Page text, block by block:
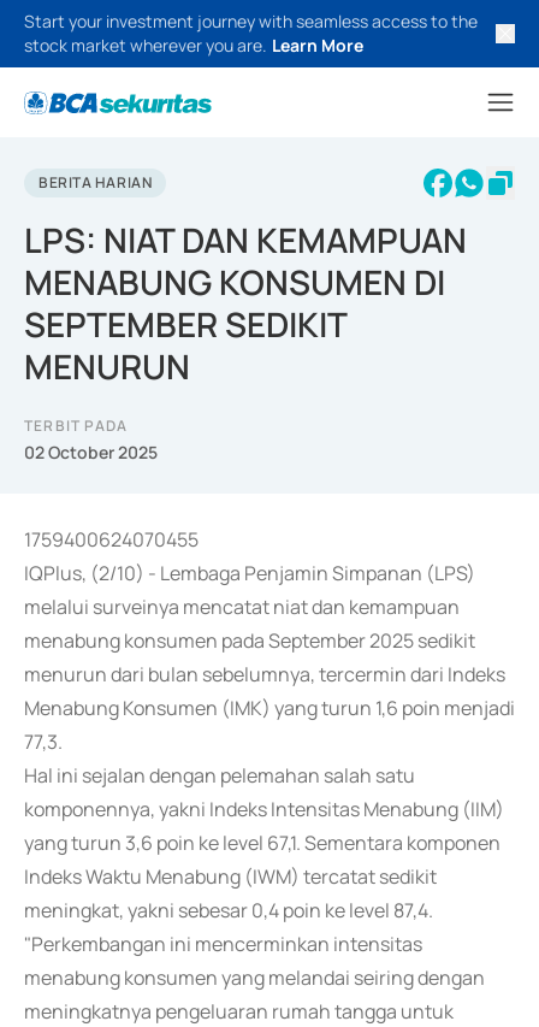
Start your investment journey with seamless access to the
stock market wherever you are. Learn More
BERITA HARIAN
LPS: NIAT DAN KEMAMPUAN
MENABUNG KONSUMEN DI
SEPTEMBER SEDIKIT
MENURUN
TERBIT PADA
02 October 2025
1759400624070455
IQPlus, (2/10) - Lembaga Penjamin Simpanan (LPS)
melalui surveinya mencatat niat dan kemampuan
menabung konsumen pada September 2025 sedikit
menurun dari bulan sebelumnya, tercermin dari Indeks
Menabung Konsumen (IMK) yang turun 1,6 poin menjadi
77,3.
Hal ini sejalan dengan pelemahan salah satu
komponennya, yakni Indeks Intensitas Menabung (IIM)
yang turun 3,6 poin ke level 67,1. Sementara komponen
Indeks Waktu Menabung (IWM) tercatat sedikit
meningkat, yakni sebesar 0,4 poin ke level 87,4.
"Perkembangan ini mencerminkan intensitas
menabung konsumen yang melandai seiring dengan
meningkatnya pengeluaran rumah tangga untuk